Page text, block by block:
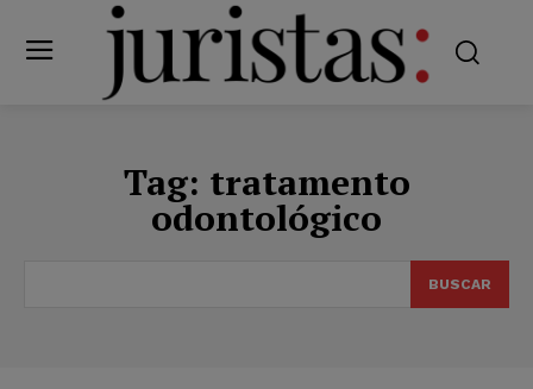
Tag: tratamento
odontológico
BUSCAR